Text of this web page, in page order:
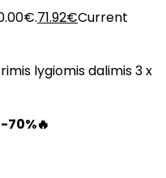
71.92€Current
lygiomis dalimis 3 x